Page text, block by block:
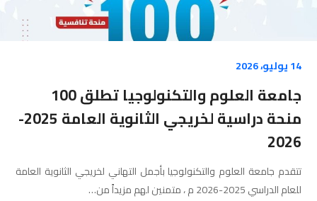
14 يوليو، 2026
جامعة العلوم والتكنولوجيا تطلق 100
منحة دراسية لخريجي الثانوية العامة 2025-
2026
تتقدم جامعة العلوم والتكنولوجيا بأجمل التهاني لخريجي الثانوية العامة
للعام الدراسي 2025-2026 م ، متمنين لهم مزيداً من…